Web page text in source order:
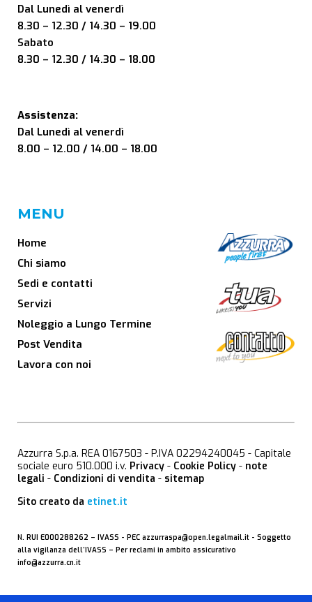
Dal Lunedì al venerdì
8.30 – 12.30 / 14.30 – 19.00
Sabato
8.30 – 12.30 / 14.30 – 18.00
Assistenza:
Dal Lunedì al venerdì
8.00 – 12.00 / 14.00 – 18.00
MENU
Home
Chi siamo
Sedi e contatti
Servizi
Noleggio a Lungo Termine
Post Vendita
Lavora con noi
Azzurra S.p.a. REA 0167503 - P.IVA 02294240045 - Capitale
sociale euro 510.000 i.v. Privacy - Cookie Policy - note
legali - Condizioni di vendita - sitemap
Sito creato da etinet.it
N. RUI E000288262 – IVASS - PEC azzurraspa@open.legalmail.it - Soggetto
alla vigilanza dell’IVASS – Per reclami in ambito assicurativo
info@azzurra.cn.it